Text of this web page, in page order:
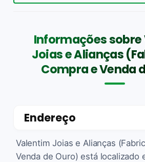
Informações
Joias e Alianças
Compra e Venda
Endereço
Valentim Joias e Alianças
Venda de Ouro) está localizado